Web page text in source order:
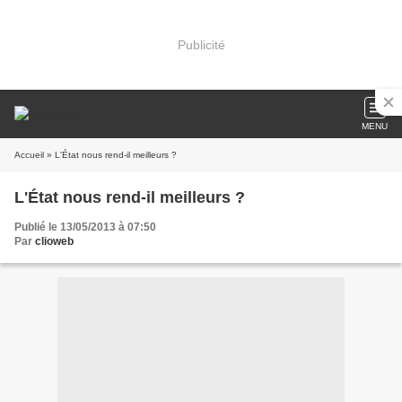
Publicité
MENU
Accueil » L'État nous rend-il meilleurs ?
L'État nous rend-il meilleurs ?
Publié le 13/05/2013 à 07:50
Par clioweb